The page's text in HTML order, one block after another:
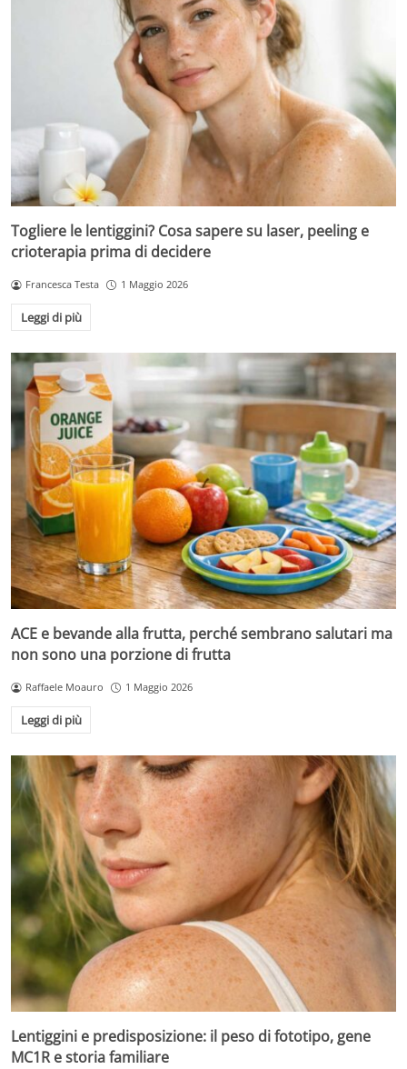
Togliere le lentiggini? Cosa sapere su laser, peeling e
crioterapia prima di decidere
Francesca Testa 1 Maggio 2026
Leggi di più
ACE e bevande alla frutta, perché sembrano salutari ma
non sono una porzione di frutta
Raffaele Moauro 1 Maggio 2026
Leggi di più
Lentiggini e predisposizione: il peso di fototipo, gene
MC1R e storia familiare